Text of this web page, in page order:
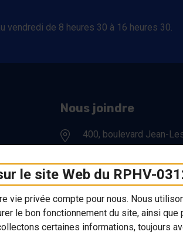
le site Web du RPHV-
vie privée compte pour nous. Nous
le bon fonctionnement du site, ainsi
certaines informations, toujours
vendredi de 8 heures 30 à 16 heures 30.
Nous joindre
400, boulevard Jean-
#070
Québec (Québec) G1K
Numéro de téléphone:
418-649-0333
Courriel:
rphv@rphv0312.org